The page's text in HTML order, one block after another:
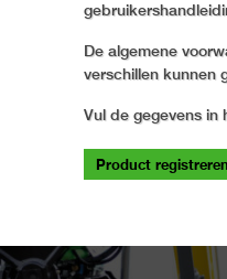
De algemene
verschillen kunnen
Vul de gegevens in
Product registreren